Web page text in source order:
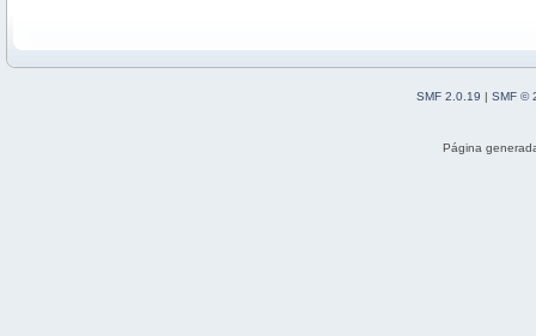
SMF 2.0.19 | SMF ©
Página